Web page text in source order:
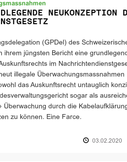
NEUKONZEPTION
(GPDel) des
ihrem jüngsten Bericht eine
im
illegale Überwachungsmass­nahmen
das Auskunftsrecht untauglich
sogar als
Überwachung durch die
zu können. Eine Farce.
03.02.2020